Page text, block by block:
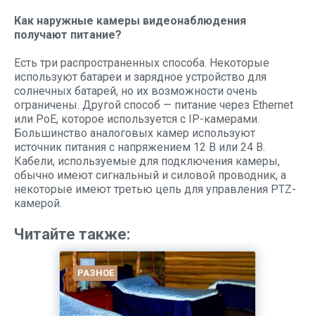
Как наружные камеры видеонаблюдения
получают питание?
Есть три распространенных способа. Некоторые
используют батареи и зарядное устройство для
солнечных батарей, но их возможности очень
ограничены. Другой способ — питание через Ethernet
или PoE, которое используется с IP-камерами.
Большинство аналоговых камер используют
источник питания с напряжением 12 В или 24 В.
Кабели, используемые для подключения камеры,
обычно имеют сигнальный и силовой проводник, а
некоторые имеют третью цепь для управления PTZ-
камерой.
Читайте также:
РАЗНОЕ